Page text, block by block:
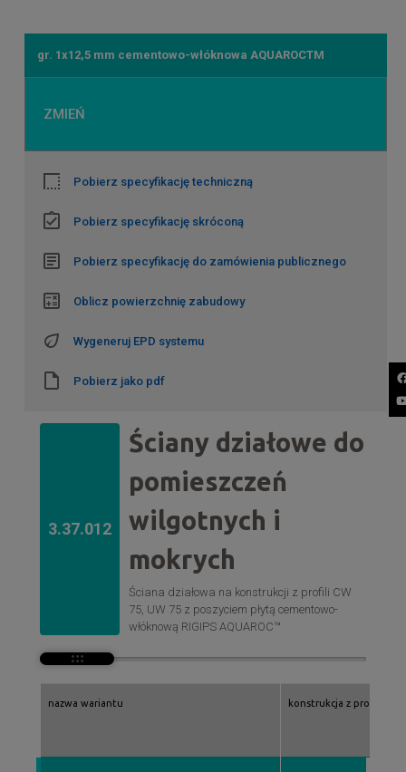
gr. 1x12,5 mm cementowo-włóknowa AQUAROCTM
ZMIEŃ
Pobierz specyfikację techniczną
Pobierz specyfikację skróconą
Pobierz specyfikację do zamówienia publicznego
Oblicz powierzchnię zabudowy
Wygeneruj EPD systemu
Pobierz jako pdf
3.37.012
Ściany działowe do
pomieszczeń
wilgotnych i
mokrych
Ściana działowa na konstrukcji z profili CW
75, UW 75 z poszyciem płytą cementowo-
włóknową RIGIPS AQUAROC™
nazwa wariantu konstrukcja z profili